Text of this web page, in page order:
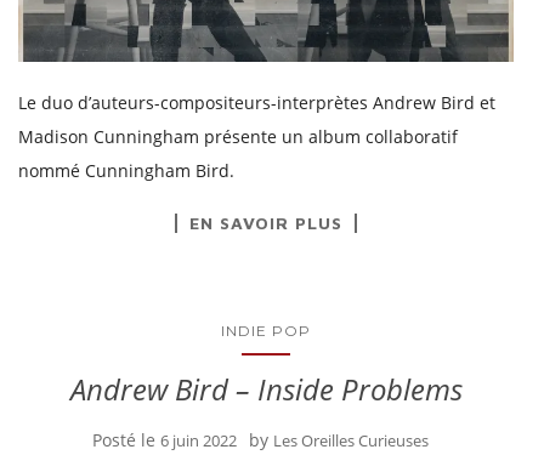
Le duo d’auteurs-compositeurs-interprètes Andrew Bird et
Madison Cunningham présente un album collaboratif
nommé Cunningham Bird.
EN SAVOIR PLUS
INDIE POP
Andrew Bird – Inside Problems
Posté le 6 juin 2022 by Les Oreilles Curieuses